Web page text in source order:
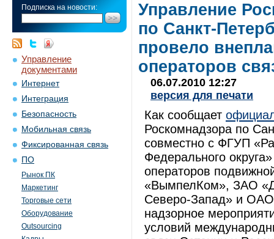
Подписка на новости:
Управление
документами
Интернет
Интеграция
Безопасность
Мобильная связь
Фиксированная связь
ПО
Рынок ПК
Маркетинг
Торговые сети
Оборудование
Outsourcing
Управление
по Санкт-
провело
операторов
06.07.2010 12:27
версия для печати
Как сообщает
Роскомнадзора по
совместно с ФГУП
Федерального
операторов
«ВымпелКом», ЗАО
Северо-Запад» и ОАО
надзорное
условий